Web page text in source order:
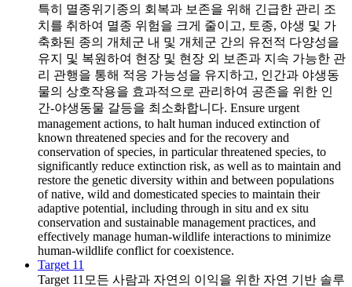
특히 멸종위기종의 회복과 보존을 위해 긴급한 관리 조
치를 취하여 멸종 위험을 크게 줄이고, 토종, 야생 및 가
축화된 종의 개체군 내 및 개체군 간의 유전적 다양성을
유지 및 복원하여 현장 및 현장 외 보존과 지속 가능한 관
리 관행을 통해 적응 가능성을 유지하고, 인간과 야생동
물의 상호작용을 효과적으로 관리하여 공존을 위한 인
간-야생동물 갈등을 최소화합니다. Ensure urgent
management actions, to halt human induced extinction of
known threatened species and for the recovery and
conservation of species, in particular threatened species, to
significantly reduce extinction risk, as well as to maintain and
restore the genetic diversity within and between populations
of native, wild and domesticated species to maintain their
adaptive potential, including through in situ and ex situ
conservation and sustainable management practices, and
effectively manage human-wildlife interactions to minimize
human-wildlife conflict for coexistence.
Target 11
Target 11 모든 사람과 자연의 이익을 위한 자연 기반 솔루